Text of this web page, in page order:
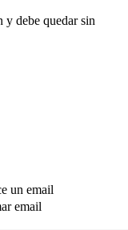
y debe quedar sin
un email
email